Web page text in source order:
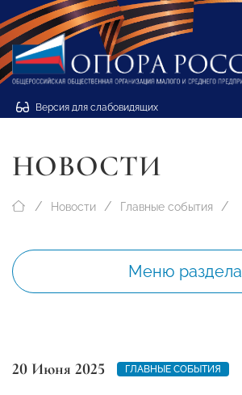
Версия для слабовидящих
НОВОСТИ
Новости Главные события
Меню раздела
20 Июня 2025 ГЛАВНЫЕ СОБЫТИЯ